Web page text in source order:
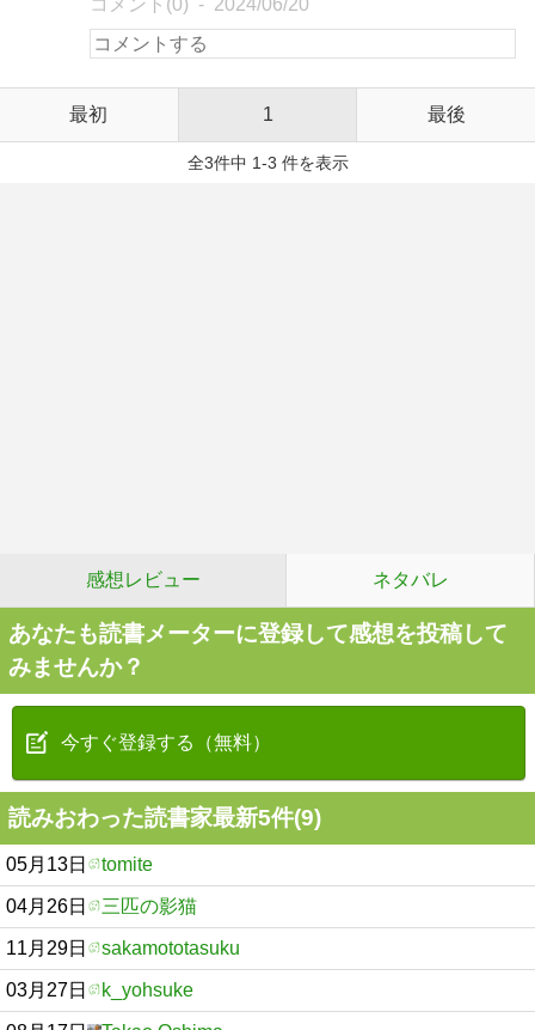
コメント(0) 2024/06/20
最初 1 最後
全3件中 1-3 件を表示
感想レビュー ネタバレ
あなたも読書メーターに登録して感想を投稿して
みませんか？
今すぐ登録する（無料）
読みおわった読書家最新5件(9)
05月13日 tomite
04月26日 三匹の影猫
11月29日 sakamototasuku
03月27日 k_yohsuke